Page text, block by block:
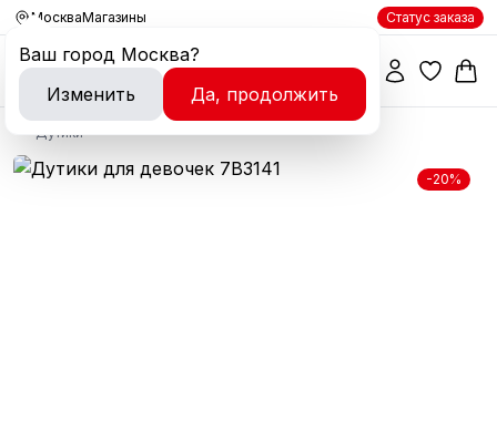
Москва
Ваш город Москва?
Изменить
Да, продолжить
Магазины Статус заказа
Дутики
-20%